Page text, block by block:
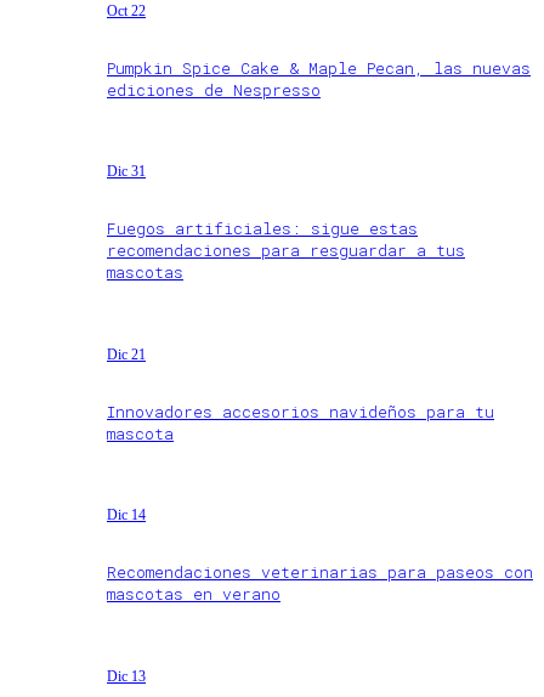
Oct 22
Pumpkin Spice Cake & Maple Pecan, las nuevas
ediciones de Nespresso
Dic 31
Fuegos artificiales: sigue estas
recomendaciones para resguardar a tus
mascotas
Dic 21
Innovadores accesorios navideños para tu
mascota
Dic 14
Recomendaciones veterinarias para paseos con
mascotas en verano
Dic 13